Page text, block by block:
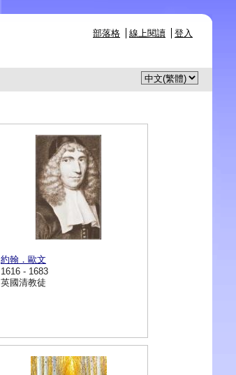
部落格 線上閱讀 登入
約翰．歐文
1616 - 1683
英國清教徒